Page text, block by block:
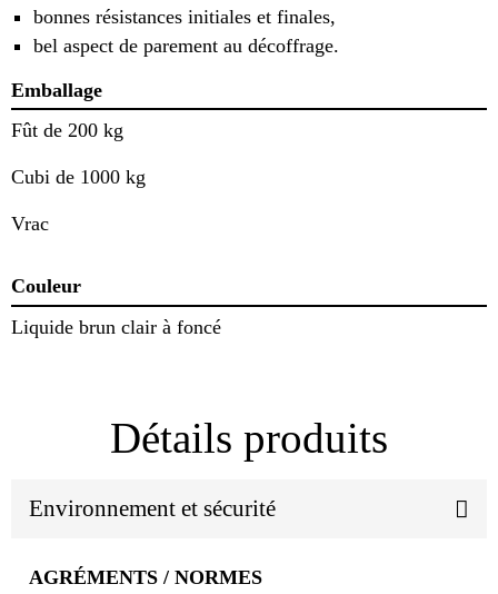
bonnes résistances initiales et finales,
bel aspect de parement au décoffrage.
Emballage
Fût de 200 kg
Cubi de 1000 kg
Vrac
Couleur
Liquide brun clair à foncé
Détails produits
Environnement et sécurité
AGRÉMENTS / NORMES